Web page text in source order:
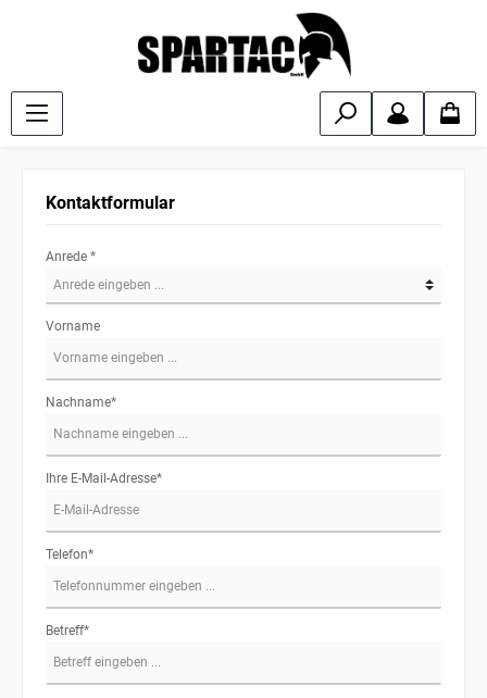
Kontaktformular
Anrede *
Vorname
Nachname*
Ihre E-Mail-Adresse*
Telefon*
Betreff*